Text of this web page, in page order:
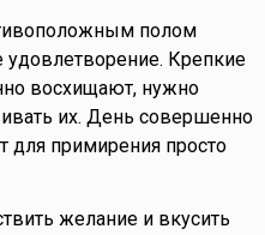
полом
удовлетворение. Крепкие
восхищают, нужно
их. День совершенно
для примирения просто
желание и вкусить